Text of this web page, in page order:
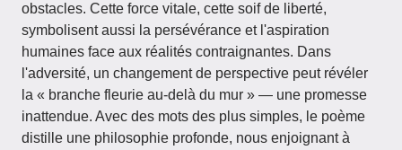
obstacles. Cette force vitale, cette soif de liberté,
symbolisent aussi la persévérance et l'aspiration
humaines face aux réalités contraignantes. Dans
l'adversité, un changement de perspective peut révéler
la « branche fleurie au-delà du mur » — une promesse
inattendue. Avec des mots des plus simples, le poème
distille une philosophie profonde, nous enjoignant à